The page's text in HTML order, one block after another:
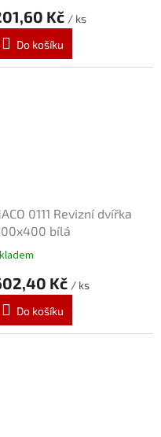
Kč / ks
Do košíku
0111 Revizní dvířka
bílá
Kč / ks
Do košíku